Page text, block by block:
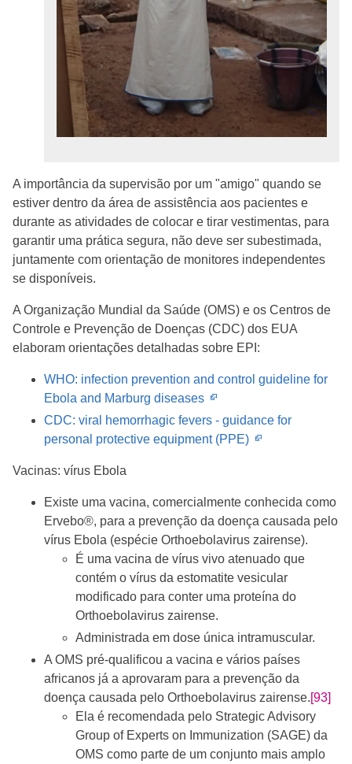
A importância da supervisão por um "amigo" quando se
estiver dentro da área de assistência aos pacientes e
durante as atividades de colocar e tirar vestimentas, para
garantir uma prática segura, não deve ser subestimada,
juntamente com orientação de monitores independentes
se disponíveis.
A Organização Mundial da Saúde (OMS) e os Centros de
Controle e Prevenção de Doenças (CDC) dos EUA
elaboram orientações detalhadas sobre EPI:
WHO: infection prevention and control guideline for
Ebola and Marburg diseases
in
new
CDC: viral hemorrhagic fevers - guidance for
personal protective equipment (PPE)
window
Vacinas: vírus Ebola
Existe uma vacina, comercialmente conhecida como
Ervebo®, para a prevenção da doença causada pelo
vírus Ebola (espécie Orthoebolavirus zairense).
É uma vacina de vírus vivo atenuado que
contém o vírus da estomatite vesicular
modificado para conter uma proteína do
Orthoebolavirus zairense.
Administrada em dose única intramuscular.
A OMS pré-qualificou a vacina e vários países
africanos já a aprovaram para a prevenção da
doença causada pelo Orthoebolavirus zairense.[93]
Ela é recomendada pelo Strategic Advisory
Group of Experts on Immunization (SAGE) da
OMS como parte de um conjunto mais amplo